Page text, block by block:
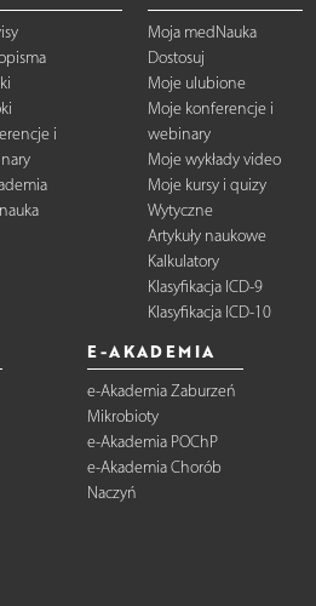
i
Moja medNauka
Dostosuj
Moje ulubione
Moje konferencje i
webinary
Moje wykłady video
Moje kursy i quizy
Wytyczne
Artykuły naukowe
Kalkulatory
Klasyfikacja ICD-9
Klasyfikacja ICD-10
E-AKADEMIA
e-Akademia Zaburzeń
Mikrobioty
e-Akademia POChP
e-Akademia Chorób
Naczyń